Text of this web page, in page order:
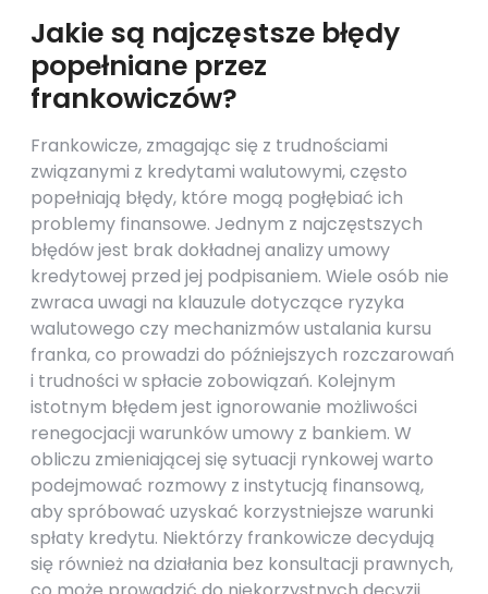
Jakie są najczęstsze błędy
popełniane przez
frankowiczów?
Frankowicze, zmagając się z trudnościami
związanymi z kredytami walutowymi, często
popełniają błędy, które mogą pogłębiać ich
problemy finansowe. Jednym z najczęstszych
błędów jest brak dokładnej analizy umowy
kredytowej przed jej podpisaniem. Wiele osób nie
zwraca uwagi na klauzule dotyczące ryzyka
walutowego czy mechanizmów ustalania kursu
franka, co prowadzi do późniejszych rozczarowań
i trudności w spłacie zobowiązań. Kolejnym
istotnym błędem jest ignorowanie możliwości
renegocjacji warunków umowy z bankiem. W
obliczu zmieniającej się sytuacji rynkowej warto
podejmować rozmowy z instytucją finansową,
aby spróbować uzyskać korzystniejsze warunki
spłaty kredytu. Niektórzy frankowicze decydują
się również na działania bez konsultacji prawnych,